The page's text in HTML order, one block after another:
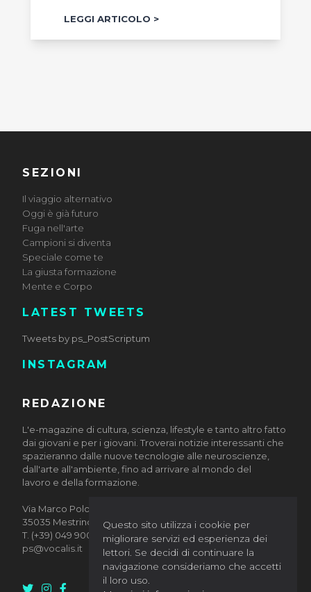
Questo sito utilizza i cookie per
migliorare servizi ed esperienza dei
lettori. Se decidi di continuare la
navigazione consideriamo che accetti
il loro uso.
LEGGI ARTICOLO
SEZIONI
Il viaggio alternativo
Oggi è già futuro
Fuga nell'arte
Campioni si diventa
Speciale come te
La giusta formazione
Mente e Corpo
LATEST TWEETS
Tweets by ps_PostScriptum
INSTAGRAM
REDAZIONE
L'e-magazine di cultura, scienza, lifestyle e tanto altro fatto
dai giovani e per i giovani. Troverai notizie interessanti che
spazieranno dalle nuove tecnologie alle neuroscienze,
dall'arte all'ambiente, fino ad arrivare al mondo del
lavoro e della formazione.
Via Marco Polo, 10/12
35035 Mestrino (Padova)
T. (+39) 049 9002884
ps@vocalis.it